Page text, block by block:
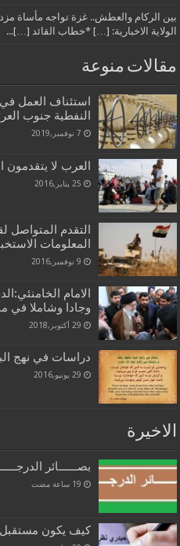
بين الركام والعطش.. غزة تواجه مأساة
الولاية الاخبارية: […] *خطاب القائد […]...
مقالات منوعة
استئناف العمل
النفطية جنوب
7 نوفمبر,2019
العرب لا يتقدمون
25 يناير,2016
التقدم
المعلومات
9 نوفمبر,2016
الامام
وجادا وشاملا في
29 أكتوبر,2018
دراسات في نهج
29 يونيو,2016
الاخيرة
بصــــــائر
كيف يكون